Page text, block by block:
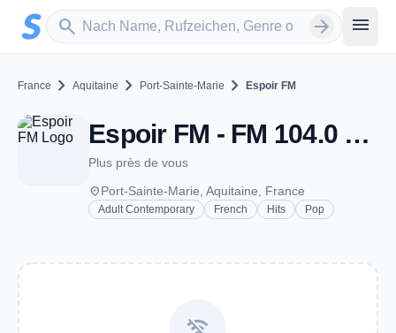
Zum Hauptinhalt springen
search
Sender suchen arrow_forward menu
France chevron_right Aquitaine chevron_right Port-Sainte-Marie chevron_right Espoir FM
Espoir FM - FM 104.0 - Port-Sainte-Marie
Plus près de vous
placePort-Sainte-Marie, Aquitaine, France
Adult Contemporary French Hits Pop
wifi_off